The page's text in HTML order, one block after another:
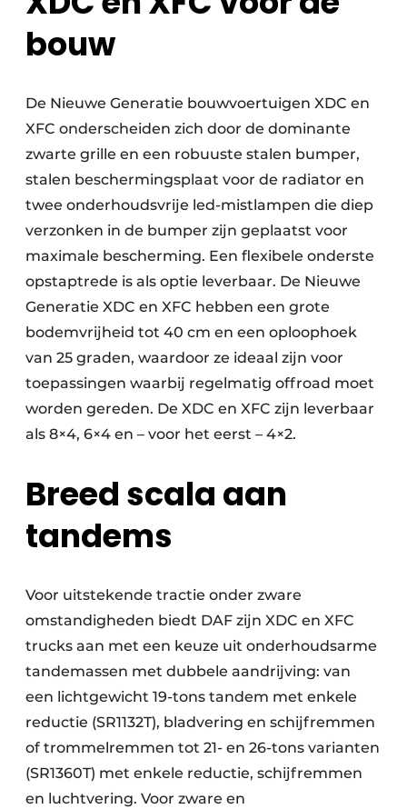
bouw
De Nieuwe Generatie bouwvoertuigen XDC en
XFC onderscheiden zich door de dominante
zwarte grille en een robuuste stalen bumper,
stalen beschermingsplaat voor de radiator en
twee onderhoudsvrije led-mistlampen die diep
verzonken in de bumper zijn geplaatst voor
maximale bescherming. Een flexibele onderste
opstaptrede is als optie leverbaar. De Nieuwe
Generatie XDC en XFC hebben een grote
bodemvrijheid tot 40 cm en een oploophoek
van 25 graden, waardoor ze ideaal zijn voor
toepassingen waarbij regelmatig offroad moet
worden gereden. De XDC en XFC zijn leverbaar
als 8×4, 6×4 en – voor het eerst – 4×2.
Breed scala aan
tandems
Voor uitstekende tractie onder zware
omstandigheden biedt DAF zijn XDC en XFC
trucks aan met een keuze uit onderhoudsarme
tandemassen met dubbele aandrijving: van
een lichtgewicht 19-tons tandem met enkele
reductie (SR1132T), bladvering en schijfremmen
of trommelremmen tot 21- en 26-tons varianten
(SR1360T) met enkele reductie, schijfremmen
en luchtvering. Voor zware en